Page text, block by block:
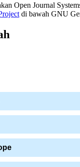
Open Journal
di bawah GNU